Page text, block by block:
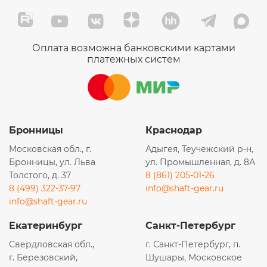
Оплата возможна банковскими картами
платежных систем
Бронницы
Московская обл., г.
Бронницы, ул. Льва
Толстого, д. 37
8 (499) 322-37-97
info@shaft-gear.ru
Краснодар
Адыгея, Теучежский р-н,
ул. Промышленная, д. 8А
8 (861) 205-01-26
info@shaft-gear.ru
Екатеринбург
Свердловская обл.,
г. Березовский,
Санкт-Петербург
г. Санкт-Петербург, п.
Шушары, Московское